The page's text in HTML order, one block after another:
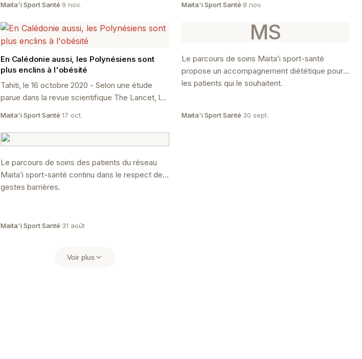
Maita'i Sport Santé·9 nov. Maita'i Sport Santé·8 nov.
En Calédonie aussi, les Polynésiens sont
plus enclins à l'obésité
Tahiti, le 16 octobre 2020 - Selon une étude
parue dans la revue scientifique The Lancet, la
fois plus élevé...
Maita'i Sport Santé·17 oct.
MS
Le parcours de soins Maita’i sport-santé
propose un accompagnement diététique pour
les patients qui le souhaitent.
Maita'i Sport Santé·30 sept.
Le parcours de soins des patients du réseau
Maita’i sport-santé continu dans le respect des
gestes barrières.
Maita'i Sport Santé·31 août
Voir plus